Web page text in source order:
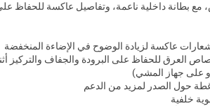
مع بطانة داخلية ناعمة، وتفاصيل عاكسة للحفاظ
عاكسة لزيادة الوضوح في الإضاءة المنخفضة
العرق للحفاظ على البرودة والجفاف والتركيز
على جهاز المشي)
حول الصدر لمزيد من الدعم
خلفية